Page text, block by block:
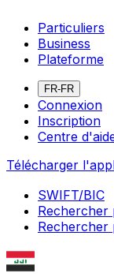
Particuliers
Business
Plateforme
FR-FR
Connexion
Inscription
Centre
Télécharger
SWIFT/BIC
Rechercher
Rechercher